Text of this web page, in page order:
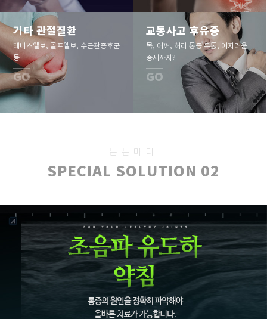
기타 관절질환
테니스엘보, 골프엘보, 수근관증후군
등
GO
교통사고 후유증
목, 어깨, 허리 통증 두통, 어지러운
증세까지?
GO
튼튼마디
SPECIAL SOLUTION 02